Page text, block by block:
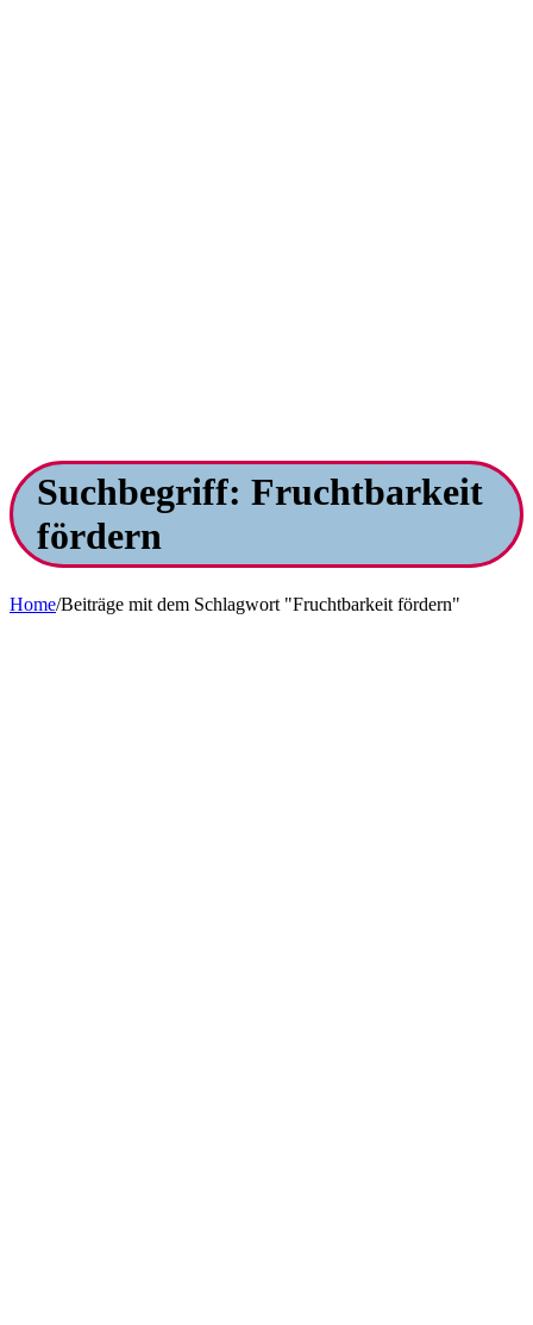
Suchbegriff: Fruchtbarkeit
fördern
Home/Beiträge mit dem Schlagwort "Fruchtbarkeit fördern"